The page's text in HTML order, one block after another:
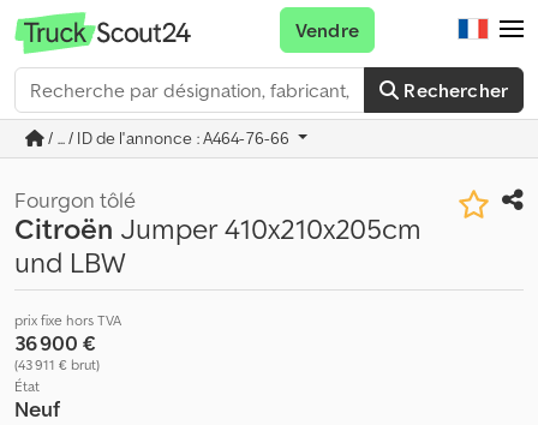
Rechercher
Vendre
/ ... / ID de l'annonce : A464-76-66
Fourgon tôlé
Citroën Jumper 410x210x205cm
und LBW
prix fixe hors TVA
36 900 €
(43 911 € brut)
État
Neuf